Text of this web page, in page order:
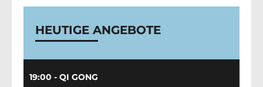
HEUTIGE ANGEBOTE
19:00 - QI GONG